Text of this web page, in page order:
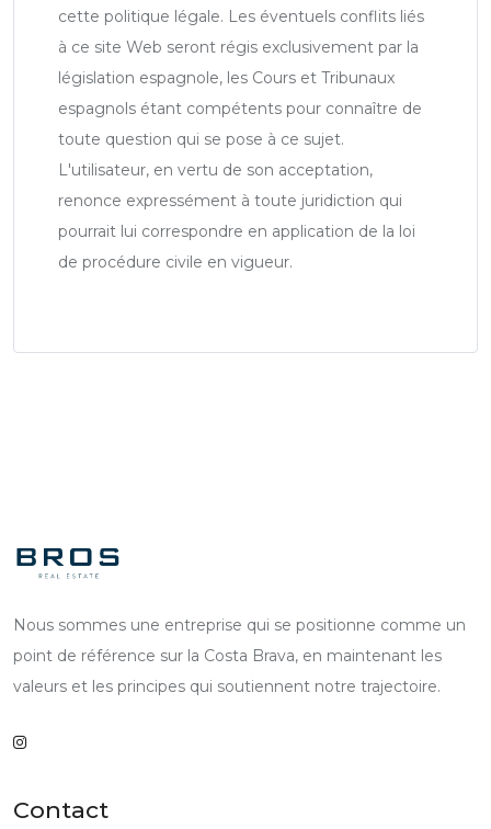
cette politique légale. Les éventuels conflits liés
à ce site Web seront régis exclusivement par la
législation espagnole, les Cours et Tribunaux
espagnols étant compétents pour connaître de
toute question qui se pose à ce sujet.
L'utilisateur, en vertu de son acceptation,
renonce expressément à toute juridiction qui
pourrait lui correspondre en application de la loi
de procédure civile en vigueur.
Nous sommes une entreprise qui se positionne comme un
point de référence sur la Costa Brava, en maintenant les
valeurs et les principes qui soutiennent notre trajectoire.
Contact